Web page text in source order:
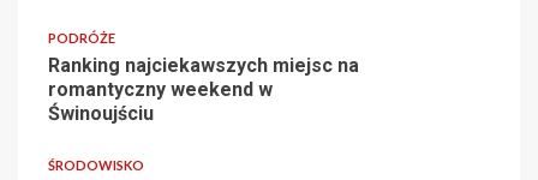
PODRÓŻE
Ranking najciekawszych miejsc na
romantyczny weekend w
Świnoujściu
ŚRODOWISKO